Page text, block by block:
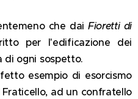
che daiFioretti di
per l'edificazione dei
di ogni sospetto.
esempio di esorcismo
ad un confratello